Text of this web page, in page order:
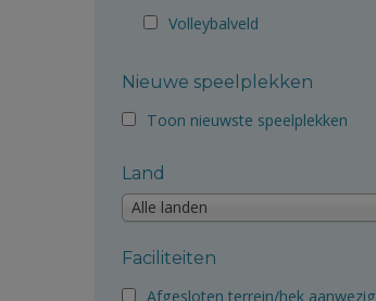
Volleybalveld
Nieuwe speelplekken
Toon nieuwste speelplekken
Land
Alle landen
Faciliteiten
Afgesloten terrein/hek aanwezig